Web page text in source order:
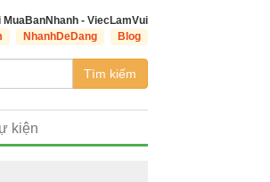
MuaBanNhanh - ViecLamVui
NhanhDeDang Blog
Tìm kiếm
kiện